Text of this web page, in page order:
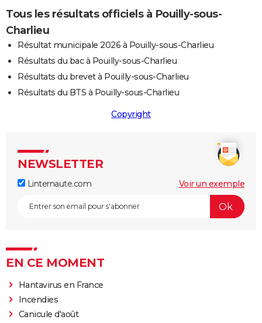
Tous les résultats officiels à Pouilly-sous-
Charlieu
Résultat municipale 2026 à Pouilly-sous-Charlieu
Résultats du bac à Pouilly-sous-Charlieu
Résultats du brevet à Pouilly-sous-Charlieu
Résultats du BTS à Pouilly-sous-Charlieu
Copyright
NEWSLETTER
Linternaute.com Voir un exemple
EN CE MOMENT
Hantavirus en France
Incendies
Canicule d'août